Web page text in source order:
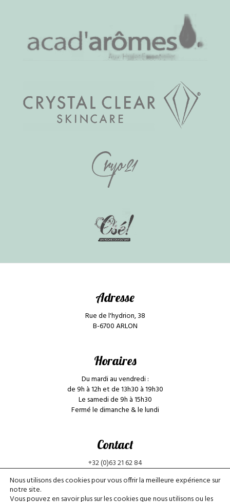
Adresse
Rue de l'hydrion, 38
B-6700 ARLON
Horaires
Du mardi au vendredi :
de 9h à 12h et de 13h30 à 19h30
Le samedi de 9h à 15h30
Fermé le dimanche & le lundi
Contact
+32 (0)63 21 62 84
Nous utilisons des cookies pour vous offrir la meilleure expérience sur
notre site.
Vous pouvez en savoir plus sur les cookies que nous utilisons ou les